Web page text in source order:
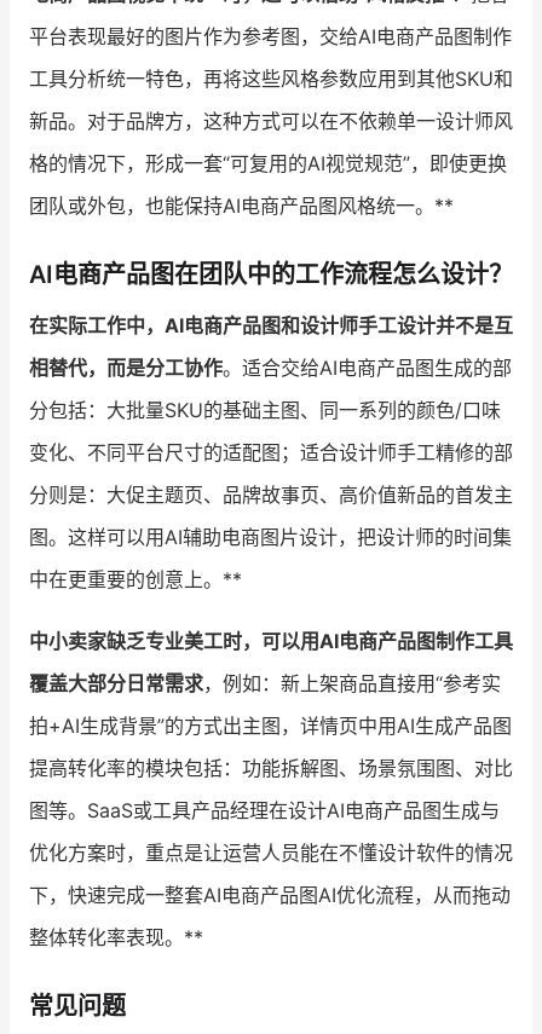
平台表现最好的图片作为参考图，交给AI电商产品图制作
工具分析统一特色，再将这些风格参数应用到其他SKU和
新品。对于品牌方，这种方式可以在不依赖单一设计师风
格的情况下，形成一套“可复用的AI视觉规范”，即使更换
团队或外包，也能保持AI电商产品图风格统一。**
AI电商产品图在团队中的工作流程怎么设计？
在实际工作中，AI电商产品图和设计师手工设计并不是互
相替代，而是分工协作。适合交给AI电商产品图生成的部
分包括：大批量SKU的基础主图、同一系列的颜色/口味
变化、不同平台尺寸的适配图；适合设计师手工精修的部
分则是：大促主题页、品牌故事页、高价值新品的首发主
图。这样可以用AI辅助电商图片设计，把设计师的时间集
中在更重要的创意上。**
中小卖家缺乏专业美工时，可以用AI电商产品图制作工具
覆盖大部分日常需求，例如：新上架商品直接用“参考实
拍+AI生成背景”的方式出主图，详情页中用AI生成产品图
提高转化率的模块包括：功能拆解图、场景氛围图、对比
图等。SaaS或工具产品经理在设计AI电商产品图生成与
优化方案时，重点是让运营人员能在不懂设计软件的情况
下，快速完成一整套AI电商产品图AI优化流程，从而拖动
整体转化率表现。**
常见问题